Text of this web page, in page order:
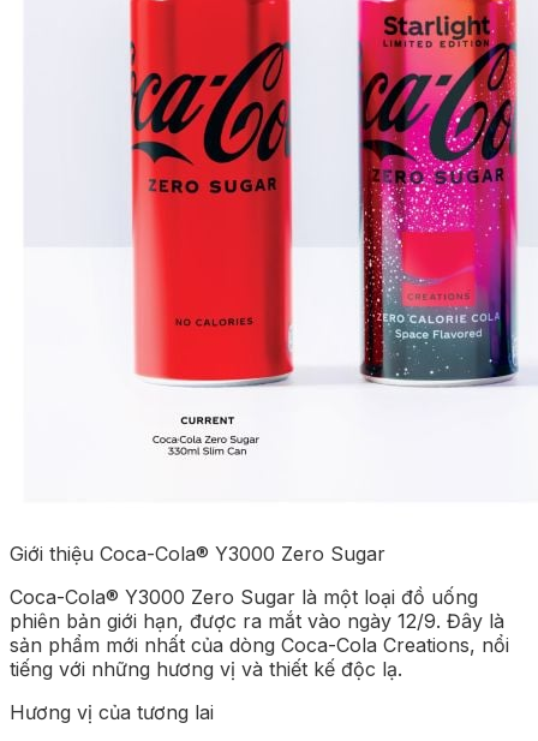
Giới thiệu Coca-Cola® Y3000 Zero Sugar
Coca-Cola® Y3000 Zero Sugar là một loại đồ uống
phiên bản giới hạn, được ra mắt vào ngày 12/9. Đây là
sản phẩm mới nhất của dòng Coca-Cola Creations, nổi
tiếng với những hương vị và thiết kế độc lạ.
Hương vị của tương lai